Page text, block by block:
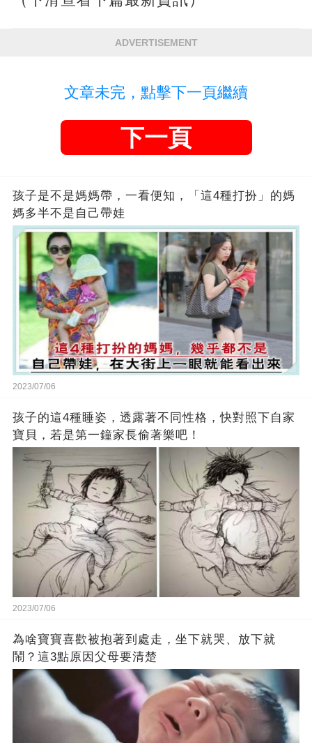
ADVERTISEMENT
文章未完，點擊下一頁繼續
下一頁
孩子是不是媽媽帶，一看便知，「這4種打扮」的媽
媽多半不是自己帶娃
2023/07/06
孩子的這4種睡姿，透露著不同性格，快對照下自家
寶貝，若是第一鐘家長偷著樂吧！
2023/07/06
為啥寶寶喜歡被抱著到處走，坐下就哭、放下就
鬧？這3點原因父母要清楚